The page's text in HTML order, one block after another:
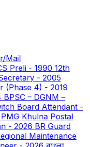
Mail
Preli - 1990 12th
- 2005
(Phase 4) - 2019
BPSC – DGNM –
Board Attendant -
PMG Khulna Postal
- 2026 BR Guard
Maintenance